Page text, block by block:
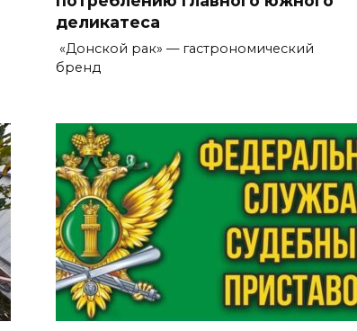
деликатеса
«Донской рак» — гастрономический
бренд